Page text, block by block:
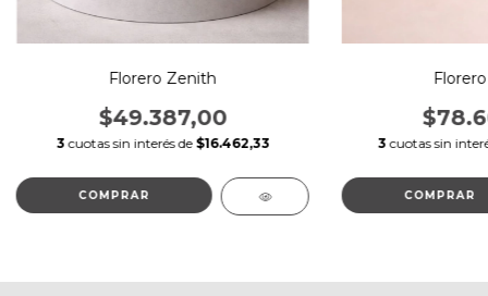
Florero Zenith
$49.387,00
3 cuotas sin interés de $16.462,33
COMPRAR
3 cuotas sin
COMPRAR